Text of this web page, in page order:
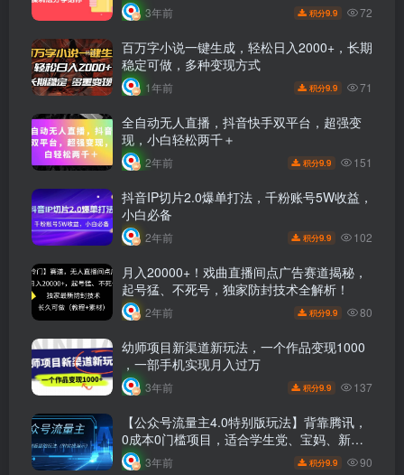
3年前 积分9.9 72
百万字小说一键生成，轻松日入2000+，长期
稳定可做，多种变现方式
1年前 积分9.9 71
全自动无人直播，抖音快手双平台，超强变
现，小白轻松两千＋
2年前 积分9.9 151
抖音IP切片2.0爆单打法，千粉账号5W收益，
小白必备
2年前 积分9.9 102
月入20000+！戏曲直播间点广告赛道揭秘，
起号猛、不死号，独家防封技术全解析！
2年前 积分9.9 80
幼师项目新渠道新玩法，一个作品变现1000
，一部手机实现月入过万
3年前 积分9.9 137
【公众号流量主4.0特别版玩法】背靠腾讯，
0成本0门槛项目，适合学生党、宝妈、新手
小白！每篇爆款文章都有高收益！
3年前 积分9.9 90